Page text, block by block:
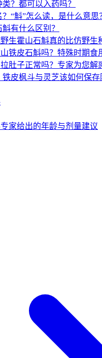
？都可以入药吗？
“斛”怎么读，是什么意思
有什么区别？
生霍山石斛真的比仿野生
铁皮石斛吗？特殊时期食
肚子正常吗？专家为您解
皮枫斗与灵芝该如何保
家给出的年龄与剂量建议